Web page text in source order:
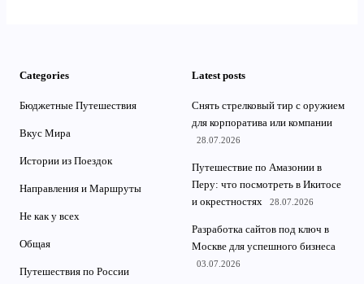
Categories
Бюджетные Путешествия
Вкус Мира
Истории из Поездок
Направления и Маршруты
Не как у всех
Общая
Путешествия по России
Latest posts
Снять стрелковый тир с оружием
для корпоратива или компании
28.07.2026
Путешествие по Амазонии в
Перу: что посмотреть в Икитосе
и окрестностях
28.07.2026
Разработка сайтов под ключ в
Москве для успешного бизнеса
03.07.2026